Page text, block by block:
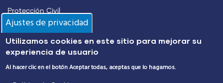
Protección Civil
Alumbrado Público
Transporte Urbano
Ajustes de privacidad
Utilizamos cookies en este sitio para mejorar su
experiencia de usuario
Al hacer clic en el botón Aceptar todas, aceptas que lo hagamos.